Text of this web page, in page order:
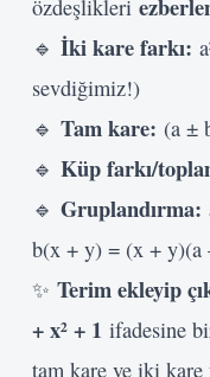
özdeşlikleri
🔹 İki kare farkı:
sevdiğimiz!)
🔹 Tam kare: (a ±
🔹 Küp farkı/
🔹 Gruplandırma:
b(x + y) = (x + y)(a
✨ Terim ekleyip
+ x² + 1 ifadesine
tam kare ve iki kare